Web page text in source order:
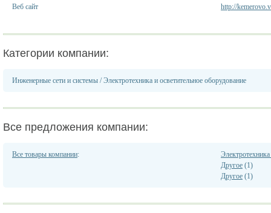
Веб сайт http://
Категории компании:
Инженерные сети и системы /Электротехника и осветительное оборудование
Все предложения компании:
Все товары компании:
Другое (1)
Другое (1)